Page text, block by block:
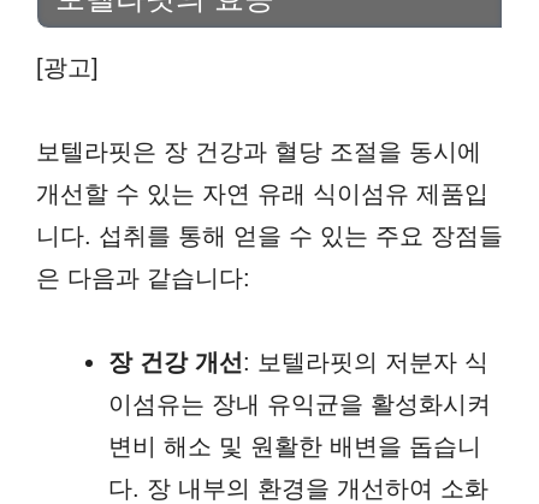
[광고]
보텔라핏은 장 건강과 혈당 조절을 동시에
개선할 수 있는 자연 유래 식이섬유 제품입
니다. 섭취를 통해 얻을 수 있는 주요 장점들
은 다음과 같습니다:
장 건강 개선: 보텔라핏의 저분자 식
이섬유는 장내 유익균을 활성화시켜
변비 해소 및 원활한 배변을 돕습니
다. 장 내부의 환경을 개선하여 소화